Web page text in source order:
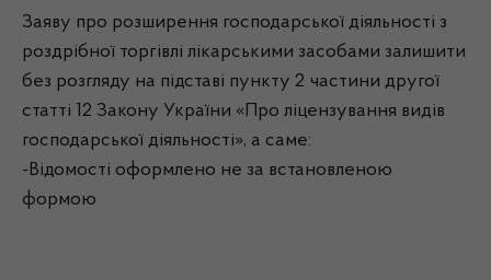
Заяву про розширення господарської діяльності з
роздрібної торгівлі лікарськими засобами залишити
без розгляду на підставі пункту 2 частини другої
статті 12 Закону України «Про ліцензування видів
господарської діяльності», а саме:
-Відомості оформлено не за встановленою
формою